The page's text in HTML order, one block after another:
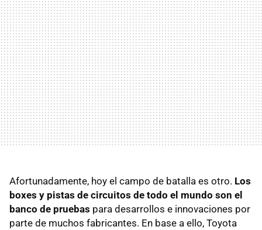
Afortunadamente, hoy el campo de batalla es otro. Los
boxes y pistas de circuitos de todo el mundo son el
banco de pruebas para desarrollos e innovaciones por
parte de muchos fabricantes. En base a ello, Toyota